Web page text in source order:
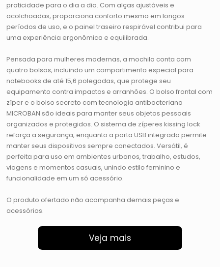
praticidade para o dia a dia. Com alças ajustáveis e
acolchoadas, proporciona conforto mesmo em longos
períodos de uso, e o painel traseiro respirável contribui para
uma experiência ergonômica e equilibrada.
Pensada para mulheres modernas, a mochila conta com
quatro bolsos, incluindo um compartimento especial para
notebooks de até 15,6 polegadas, que protege seu
equipamento contra impactos e arranhões. O bolso frontal com
zíper e o bolso secreto com tecnologia antibacteriana
MICROBAN são ideais para manter seus objetos pessoais
organizados e protegidos. O sistema de zíperes kissing lock
reforça a segurança, enquanto a porta USB integrada permite
manter seus dispositivos sempre conectados. Versátil, é
perfeita para uso em ambientes urbanos, trabalho, estudos,
viagens e momentos casuais, unindo estilo feminino e
funcionalidade em um só acessório.
O produto ofertado não acompanha demais peças e
acessórios.
Veja mais